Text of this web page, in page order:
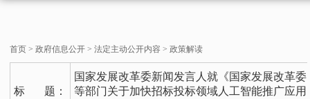
首页 >政府信息公开 >法定主动公开内容 >政策解读
标 题：
国家发展改革委新闻发言人就《国家发展改革委
等部门关于加快招标投标领域人工智能推广应用